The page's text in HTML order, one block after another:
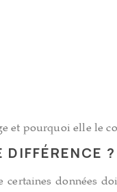
et pourquoi elle le
?
données